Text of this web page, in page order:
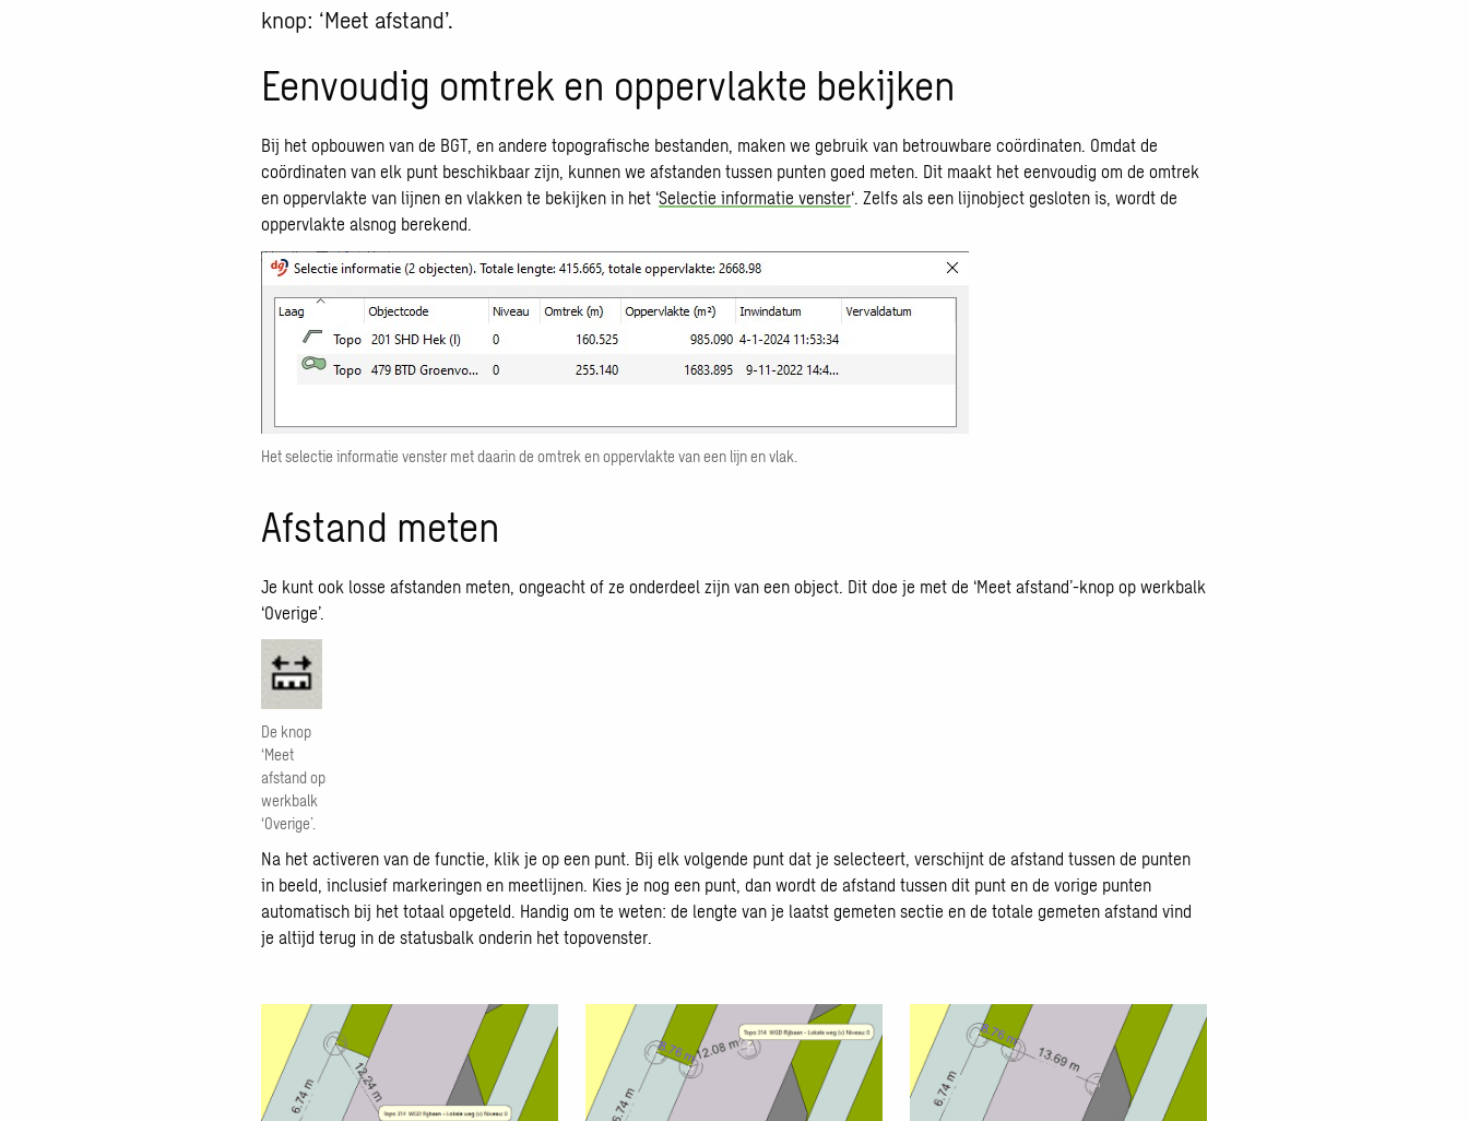
knop: ‘Meet afstand’.
Eenvoudig omtrek en oppervlakte bekijken
Bij het opbouwen van de BGT, en andere topografische bestanden, maken we gebruik van betrouwbare coördinaten. Omdat de
coördinaten van elk punt beschikbaar zijn, kunnen we afstanden tussen punten goed meten. Dit maakt het eenvoudig om de omtrek
en oppervlakte van lijnen en vlakken te bekijke­n in het ‘Selectie informatie venster‘. Zelfs als een lijnobject gesloten is, wordt de
oppervlakte alsnog berekend.
Het selectie informatie venster met daarin de omtrek en oppervlakte van een lijn en vlak.
Afstand meten
Je kunt ook losse afstanden meten, ongeacht of ze onderdeel zijn van een object. Dit doe je met de ‘Meet afstand’-knop op werkbalk
‘Overige’.
De knop
‘Meet
afstand op
werkbalk
‘Overige’.
Na het activeren van de functie, klik je op een punt. Bij elk volgende punt dat je selecteert, verschijnt de afstand tussen de punten
in beeld, inclusief markeringen en meetlijnen. Kies je nog een punt, dan wordt de afstand tussen dit punt en de vorige punten
automatisch bij het totaal opgeteld. Handig om te weten: de lengte van je laatst gemeten sectie en de totale gemeten afstand vind
je altijd terug in de statusbalk onderin het topovenster.